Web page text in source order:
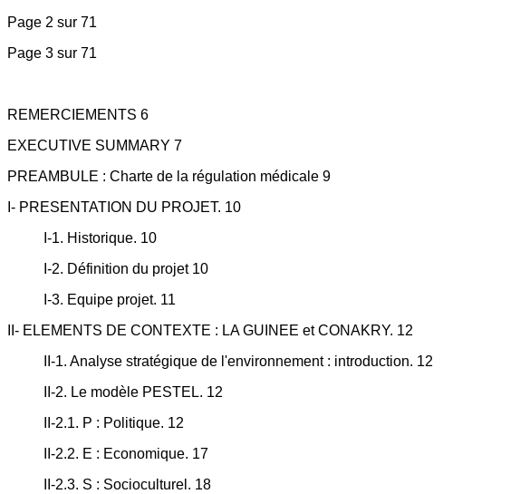
Page 2 sur 71
Page 3 sur 71
REMERCIEMENTS 6
EXECUTIVE SUMMARY 7
PREAMBULE : Charte de la régulation médicale 9
I- PRESENTATION DU PROJET. 10
I-1. Historique. 10
I-2. Définition du projet 10
I-3. Equipe projet. 11
II- ELEMENTS DE CONTEXTE : LA GUINEE et CONAKRY. 12
II-1. Analyse stratégique de l'environnement : introduction. 12
II-2. Le modèle PESTEL. 12
II-2.1. P : Politique. 12
II-2.2. E : Economique. 17
II-2.3. S : Socioculturel. 18